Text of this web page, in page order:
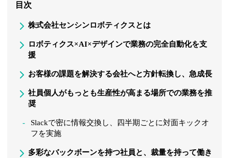
目次
株式会社センシンロボティクスとは
ロボティクス×AI×デザインで業務の完全自動化を支
援
お客様の課題を解決する会社へと方針転換し、急成長
社員個人がもっとも生産性が高まる場所での業務を推
奨
Slackで密に情報交換し、四半期ごとに対面キックオ
フを実施
多彩なバックボーンを持つ社員と、裁量を持って働き